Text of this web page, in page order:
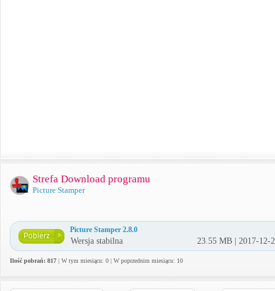
Strefa Download programu
Picture Stamper
Picture Stamper 2.8.0
Wersja stabilna 23.55 MB | 2017-12-
Ilość pobrań: 817 | W tym miesiącu: 0 | W poprzednim miesiącu: 10